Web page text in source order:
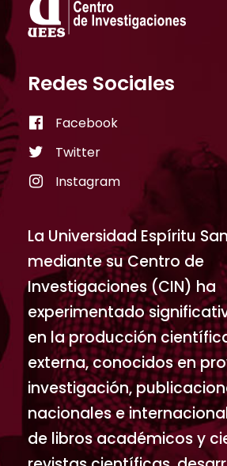
Redes Sociales
Facebook
Twitter
Instagram
La Universidad Espíritu
mediante su Centro de
Investigaciones (CIN) ha
experimentado
en la producción
externa, conocidos en
investigación,
nacionales e
de libros académicos y